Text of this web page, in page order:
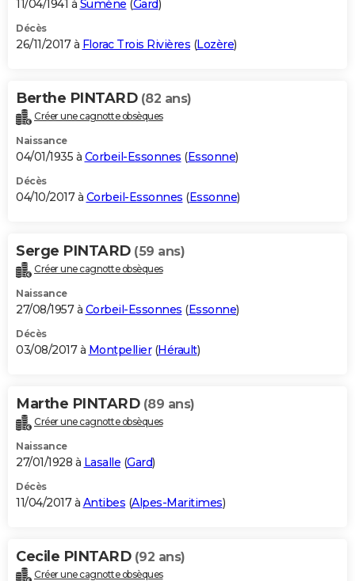
11/04/1941 à Sumène (Gard)
Décès
26/11/2017 à Florac Trois Rivières (Lozère)
Berthe PINTARD (82 ans)
Créer une cagnotte obsèques
Naissance
04/01/1935 à Corbeil-Essonnes (Essonne)
Décès
04/10/2017 à Corbeil-Essonnes (Essonne)
Serge PINTARD (59 ans)
Créer une cagnotte obsèques
Naissance
27/08/1957 à Corbeil-Essonnes (Essonne)
Décès
03/08/2017 à Montpellier(Hérault)
Marthe PINTARD (89 ans)
Créer une cagnotte obsèques
Naissance
27/01/1928 à Lasalle (Gard)
Décès
11/04/2017 à Antibes (Alpes-Maritimes)
Cecile PINTARD (92 ans)
Créer une cagnotte obsèques